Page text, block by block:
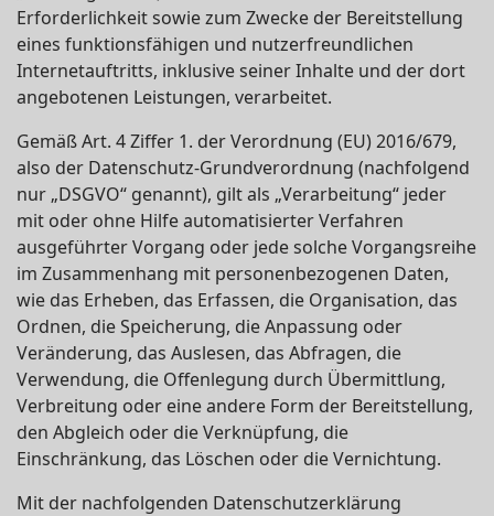
Erforderlichkeit sowie zum Zwecke der Bereitstellung
eines funktionsfähigen und nutzerfreundlichen
Internetauftritts, inklusive seiner Inhalte und der dort
angebotenen Leistungen, verarbeitet.
Gemäß Art. 4 Ziffer 1. der Verordnung (EU) 2016/679,
also der Datenschutz-Grundverordnung (nachfolgend
nur „DSGVO“ genannt), gilt als „Verarbeitung“ jeder
mit oder ohne Hilfe automatisierter Verfahren
ausgeführter Vorgang oder jede solche Vorgangsreihe
im Zusammenhang mit personenbezogenen Daten,
wie das Erheben, das Erfassen, die Organisation, das
Ordnen, die Speicherung, die Anpassung oder
Veränderung, das Auslesen, das Abfragen, die
Verwendung, die Offenlegung durch Übermittlung,
Verbreitung oder eine andere Form der Bereitstellung,
den Abgleich oder die Verknüpfung, die
Einschränkung, das Löschen oder die Vernichtung.
Mit der nachfolgenden Datenschutzerklärung